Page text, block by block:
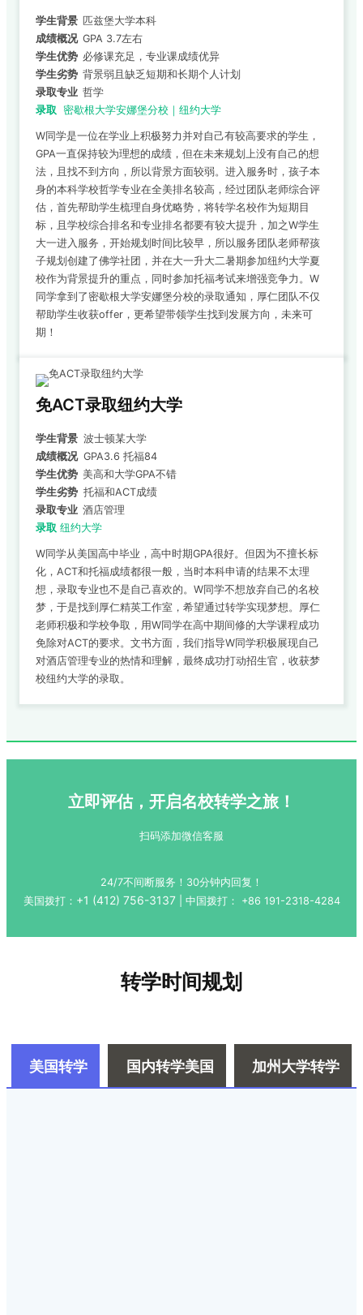
学生背景 匹兹堡大学本科
成绩概况 GPA 3.7左右
学生优势 必修课充足，专业课成绩优异
学生劣势 背景弱且缺乏短期和长期个人计划
录取专业 哲学
录取 密歇根大学安娜堡分校｜纽约大学
W同学是一位在学业上积极努力并对自己有较高要求的学生，
GPA一直保持较为理想的成绩，但在未来规划上没有自己的想
法，且找不到方向，所以背景方面较弱。进入服务时，孩子本
身的本科学校哲学专业在全美排名较高，经过团队老师综合评
估，首先帮助学生梳理自身优略势，将转学名校作为短期目
标，且学校综合排名和专业排名都要有较大提升，加之W学生
大一进入服务，开始规划时间比较早，所以服务团队老师帮孩
子规划创建了佛学社团，并在大一升大二暑期参加纽约大学夏
校作为背景提升的重点，同时参加托福考试来增强竞争力。W
同学拿到了密歇根大学安娜堡分校的录取通知，厚仁团队不仅
帮助学生收获offer，更希望带领学生找到发展方向，未来可
期！
免ACT录取纽约大学
学生背景 波士顿某大学
成绩概况 GPA3.6 托福84
学生优势 美高和大学GPA不错
学生劣势 托福和ACT成绩
录取专业 酒店管理
录取 纽约大学
W同学从美国高中毕业，高中时期GPA很好。但因为不擅长标
化，ACT和托福成绩都很一般，当时本科申请的结果不太理
想，录取专业也不是自己喜欢的。W同学不想放弃自己的名校
梦，于是找到厚仁精英工作室，希望通过转学实现梦想。厚仁
老师积极和学校争取，用W同学在高中期间修的大学课程成功
免除对ACT的要求。文书方面，我们指导W同学积极展现自己
对酒店管理专业的热情和理解，最终成功打动招生官，收获梦
校纽约大学的录取。
立即评估，开启名校转学之旅！
扫码添加微信客服
24/7不间断服务！30分钟内回复！
美国拨打： +1 (412) 756-3137| 中国拨打： +86 191-2318-4284
转学时间规划
美国转学 国内转学美国 加州大学转学